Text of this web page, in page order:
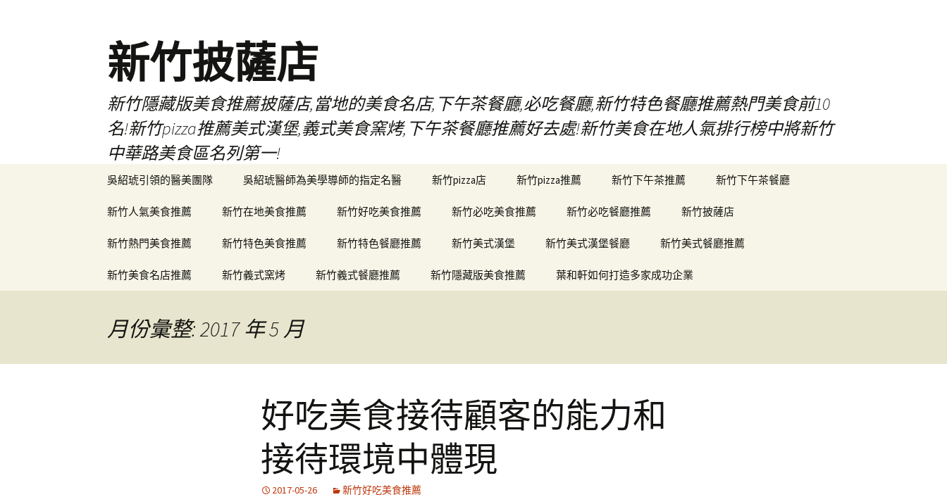
新竹披薩店
新竹隱藏版美食推薦披薩店,當地的美食名店,下午茶餐廳,必吃餐廳,新竹特色餐廳推薦熱門美食前10
名!新竹pizza推薦美式漢堡,義式美食窯烤,下午茶餐廳推薦好去處!新竹美食在地人氣排行榜中將新竹
中華路美食區名列第一!
吳紹琥引領的醫美團隊 吳紹琥醫師為美學導師的指定名醫 新竹pizza店 新竹pizza推薦 新竹下午茶推薦 新竹下午茶餐廳
新竹人氣美食推薦 新竹在地美食推薦 新竹好吃美食推薦 新竹必吃美食推薦 新竹必吃餐廳推薦 新竹披薩店
新竹熱門美食推薦 新竹特色美食推薦 新竹特色餐廳推薦 新竹美式漢堡 新竹美式漢堡餐廳 新竹美式餐廳推薦
新竹美食名店推薦 新竹義式窯烤 新竹義式餐廳推薦 新竹隱藏版美食推薦 葉和軒如何打造多家成功企業
月份彙整: 2017 年 5 月
好吃美食接待顧客的能力和
接待環境中體現
2017-05-26 新竹好吃美食推薦